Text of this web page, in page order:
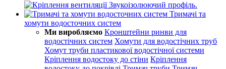
Звукоізолюючий профіль.
Тримачі та
хомути водосточних систем
Ми виробляємо Кронштейни ринви для
водостічних систем Хомути для водостічних труб
Хомут труби пластикової водостічної системи
Кріплення водостоку до стіни Кріплення